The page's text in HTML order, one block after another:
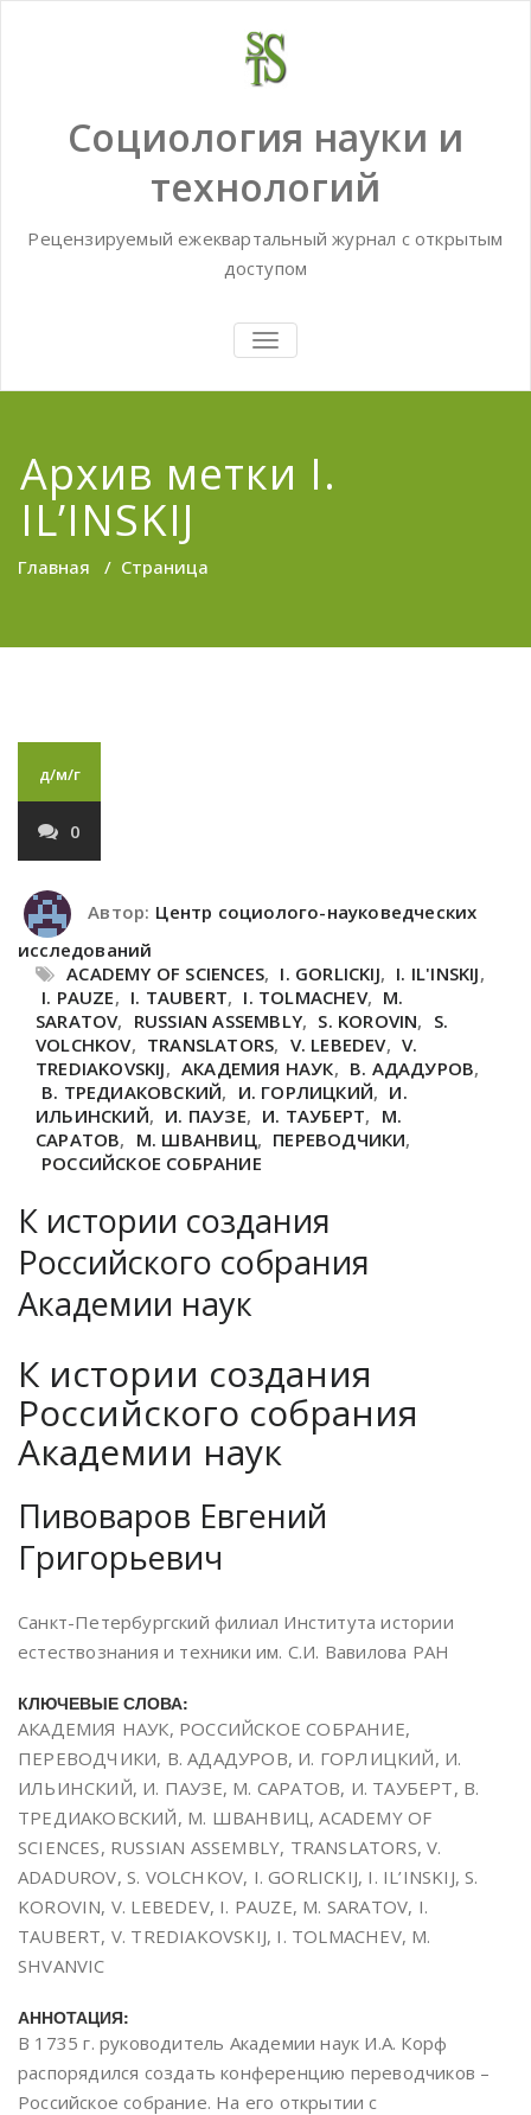
Социология науки и
технологий
Рецензируемый ежеквартальный журнал с открытым
доступом
TOGGLE
NAVIGATION
Архив метки I.
IL’INSKIJ
Главная / Страница
д/м/г
0
Автор: Центр социолого-науковедческих
исследований
ACADEMY OF SCIENCES, I. GORLICKIJ, I. IL'INSKIJ,
I. PAUZE, I. TAUBERT, I. TOLMACHEV, M.
SARATOV, RUSSIAN ASSEMBLY, S. KOROVIN, S.
VOLCHKOV, TRANSLATORS, V. LEBEDEV, V.
TREDIAKOVSKIJ, АКАДЕМИЯ НАУК, В. АДАДУРОВ,
В. ТРЕДИАКОВСКИЙ, И. ГОРЛИЦКИЙ, И.
ИЛЬИНСКИЙ, И. ПАУЗЕ, И. ТАУБЕРТ, М.
САРАТОВ, М. ШВАНВИЦ, ПЕРЕВОДЧИКИ,
РОССИЙСКОЕ СОБРАНИЕ
К истории создания
Российского собрания
Академии наук
К истории создания
Российского собрания
Академии наук
Пивоваров Евгений
Григорьевич
Санкт-Петербургский филиал Института истории
естествознания и техники им. С.И. Вавилова РАН
КЛЮЧЕВЫЕ СЛОВА:
АКАДЕМИЯ НАУК, РОССИЙСКОЕ СОБРАНИЕ,
ПЕРЕВОДЧИКИ, В. АДАДУРОВ, И. ГОРЛИЦКИЙ, И.
ИЛЬИНСКИЙ, И. ПАУЗЕ, М. САРАТОВ, И. ТАУБЕРТ, В.
ТРЕДИАКОВСКИЙ, М. ШВАНВИЦ, ACADEMY OF
SCIENCES, RUSSIAN ASSEMBLY, TRANSLATORS, V.
ADADUROV, S. VOLCHKOV, I. GORLICKIJ, I. IL’INSKIJ, S.
KOROVIN, V. LEBEDEV, I. PAUZE, M. SARATOV, I.
TAUBERT, V. TREDIAKOVSKIJ, I. TOLMACHEV, M.
SHVANVIC
АННОТАЦИЯ:
В 1735 г. руководитель Академии наук И.А. Корф
распорядился создать конференцию переводчиков –
Российское собрание. На его открытии с